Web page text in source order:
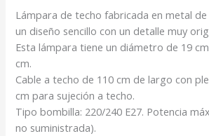
Lámpara de techo fabricada en metal
un diseño sencillo con un detalle muy
Esta lámpara tiene un diámetro de 19
cm.
Cable a techo de 110 cm de largo con
cm para sujeción a techo.
Tipo bombilla: 220/240 E27. Potencia
no suministrada).